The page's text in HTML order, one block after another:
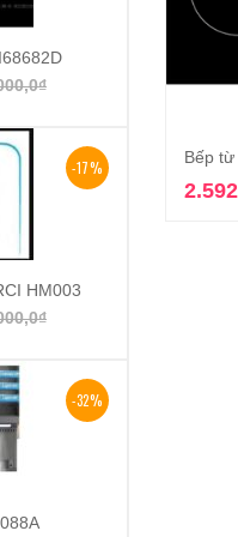
Bếp
hàng
₫
-17%
hàng
HM003
₫
-32%
hàng